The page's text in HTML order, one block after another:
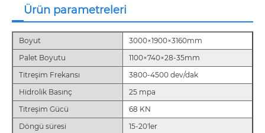
Ürün parametreleri
Boyut
3000×1900×3160mm
Palet Boyutu
1100×740×28-35mm
Titreşim Frekansı
3800-4500 dev/dak
Hidrolik Basınç
25 mpa
Titreşim Gücü
68 KN
Döngü süresi
15-20'ler